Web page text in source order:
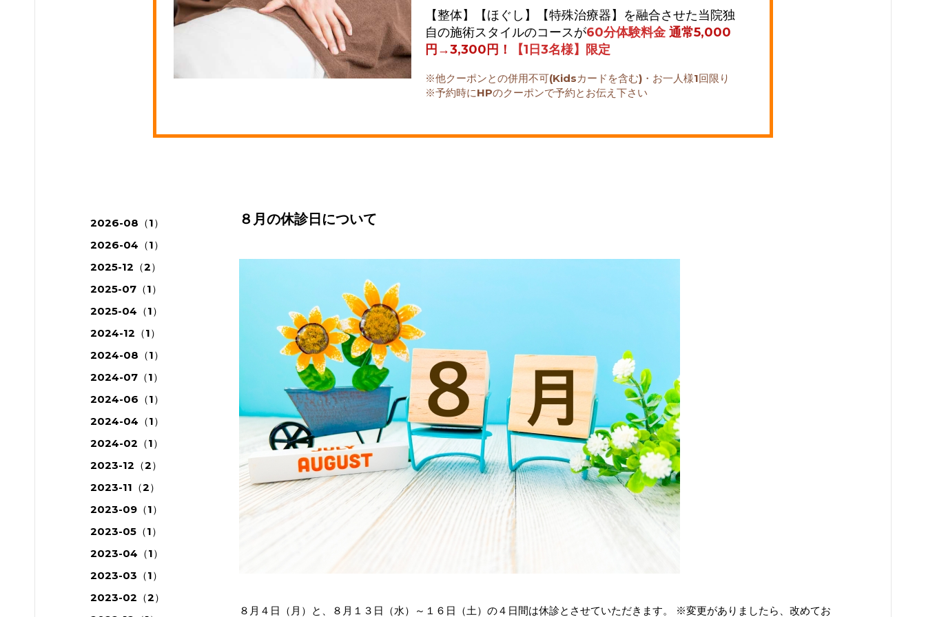
【整体】【ほぐし】【特殊治療器】を融合させた当院独
自の施術スタイルのコースが60分体験料金 通常5,000
円→3,300円！
【1日3名様】限定
※他クーポンとの併用不可(Kidsカードを含む)・お一人様1回限り
※予約時にHPのクーポンで予約とお伝え下さい
８月の休診日について
８月４日（月）と、８月１３日（水）～１６日（土）の４日間は休診とさせていただきます。 ※変更がありましたら、改めてお
2026-08（1）
2026-04（1）
2025-12（2）
2025-07（1）
2025-04（1）
2024-12（1）
2024-08（1）
2024-07（1）
2024-06（1）
2024-04（1）
2024-02（1）
2023-12（2）
2023-11（2）
2023-09（1）
2023-05（1）
2023-04（1）
2023-03（1）
2023-02（2）